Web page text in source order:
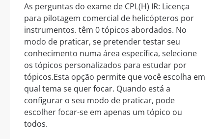
As perguntas do exame de CPL(H) IR: Licença
para pilotagem comercial de helicópteros por
instrumentos. têm 0 tópicos abordados. No
modo de praticar, se pretender testar seu
conhecimento numa área específica, selecione
os tópicos personalizados para estudar por
tópicos.Esta opção permite que você escolha em
qual tema se quer focar. Quando está a
configurar o seu modo de praticar, pode
escolher focar-se em apenas um tópico ou
todos.